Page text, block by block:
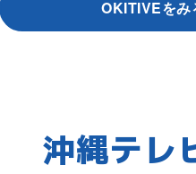
OKITIVEをみ
沖縄テレ